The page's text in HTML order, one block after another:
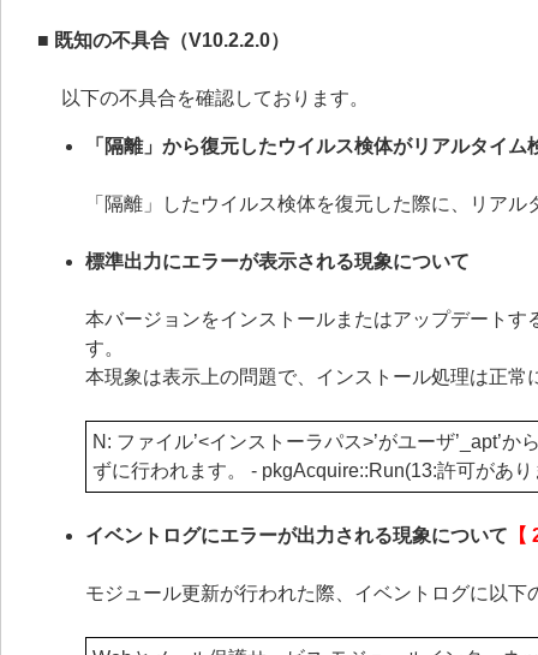
■ 既知の不具合（V10.2.2.0）
以下の不具合を確認しております。
「隔離」から復元したウイルス検体がリアルタイ
「隔離」したウイルス検体を復元した際に、リア
標準出力にエラーが表示される現象について
本バージョンをインストールまたはアップデート
す。
本現象は表示上の問題で、インストール処理は正
N: ファイル’<インストーラパス>’がユーザ’_apt’
ずに行われます。 - pkgAcquire::Run(13:許可があり
イベントログにエラーが出力される現象について
モジュール更新が行われた際、イベントログに以